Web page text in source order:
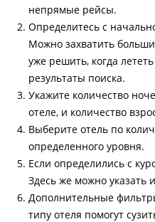
непрямые рейсы.
Определитесь с
Можно захватить
уже решить, когда
результаты поиска.
Укажите количество
отеле, и количество
Выберите отель по
определенного уровня.
Если определились с
Здесь же можно указать
Дополнительные
типу отеля помогут